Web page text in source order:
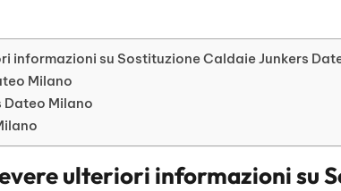
informazioni su Sostituzione Caldaie Junkers
Milano
Dateo Milano
ulteriori informazioni su